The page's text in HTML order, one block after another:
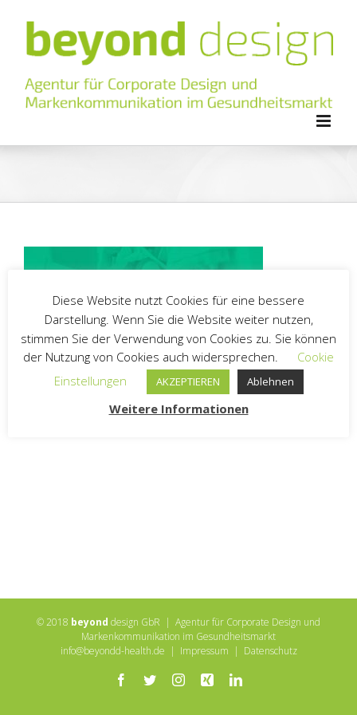
springen
© 2018 beyond design GbR | Agentur für Corporate Design und
Markenkommunikation im Gesundheitsmarkt
info@beyondd-health.de | Impressum | Datenschutz
Facebook
TwitterInstagram
Xing LinkedIn
Diese Website nutzt Cookies für eine bessere
Darstellung. Wenn Sie die Website weiter nutzen,
stimmen Sie der Verwendung von Cookies zu. Sie können
der Nutzung von Cookies auch widersprechen.
Cookie
Einstellungen
AKZEPTIEREN Ablehnen
Weitere Informationen